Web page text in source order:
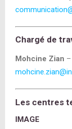
Chargé de
Mohcine Zian
Les centres
IMAGE